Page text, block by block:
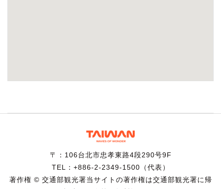
〒：106台北市忠孝東路4段290号9F
TEL：+886-2-2349-1500（代表）
著作権 © 交通部観光署当サイトの著作権は交通部観光署に帰